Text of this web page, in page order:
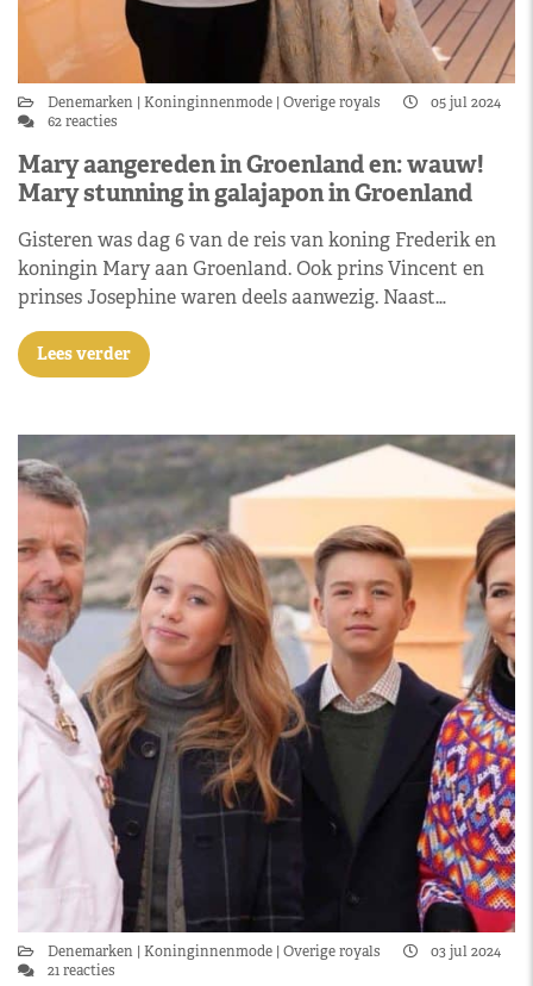
Denemarken Koninginnenmode Overige royals
05 jul 2024
62 reacties
Mary aangereden in Groenland en: wauw!
Mary stunning in galajapon in Groenland
Gisteren was dag 6 van de reis van koning Frederik en
koningin Mary aan Groenland. Ook prins Vincent en
prinses Josephine waren deels aanwezig. Naast…
Lees verder
Denemarken Koninginnenmode Overige royals
03 jul 2024
21 reacties